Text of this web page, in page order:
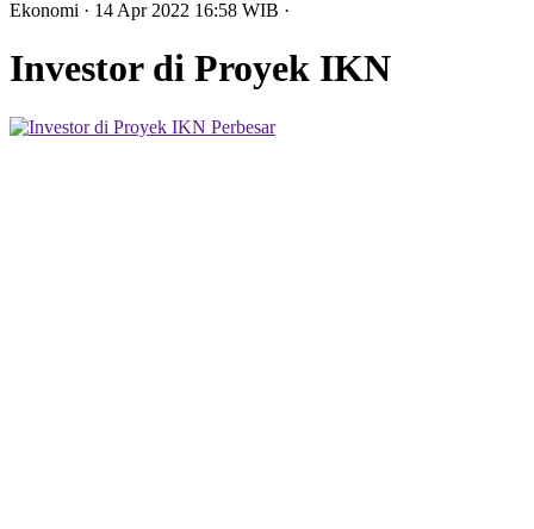
Ekonomi · 14 Apr 2022 16:58 WIB ·
Investor di Proyek IKN
Perbesar